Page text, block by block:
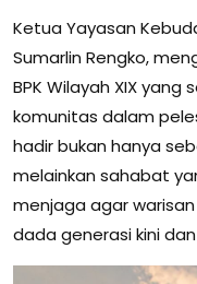
Ketua Yayasan
Sumarlin Rengko,
BPK Wilayah XIX
komunitas dalam
hadir bukan hanya
melainkan sahabat
menjaga agar
dada generasi kini